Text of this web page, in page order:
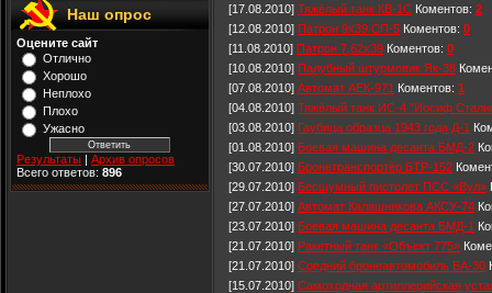
Наш опрос
Оцените сайт
Отлично
Хорошо
Неплохо
Плохо
Ужасно
Результаты | Архив опросов
Всего ответов: 896
[17.08.2010] Тяжёлый танк КВ-1С Коментов: 2
[12.08.2010] Патрон 9x39 СП-5 Коментов: 0
[11.08.2010] Патрон 7,62x39 Коментов: 0
[10.08.2010] Палубный штурмовик Як-38
[07.08.2010] Автомат АЕК-971 Коментов: 1
[04.08.2010] Тяжёлый танк ИС-4 "Иосиф
[03.08.2010] Гаубица образца 1943 года Д-1
[01.08.2010] Боевая машина десанта БМД-2
[30.07.2010] Бронетранспортёр БТР-152
[29.07.2010] Бесшумный пистолет ПСС «Вул»
[27.07.2010] Автомат Калашникова АКСУ-74
[23.07.2010] Боевая машина десанта БМД-1
[21.07.2010] Ракетный танк «Объект 775»
[21.07.2010] Средний бронеавтомобиль БА-30
[15.07.2010] Самоходная артиллерийская